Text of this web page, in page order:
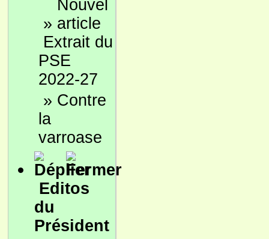
»
Extrait du
PSE
2022-27
» Contre
la
varroase
Editos
du
Président